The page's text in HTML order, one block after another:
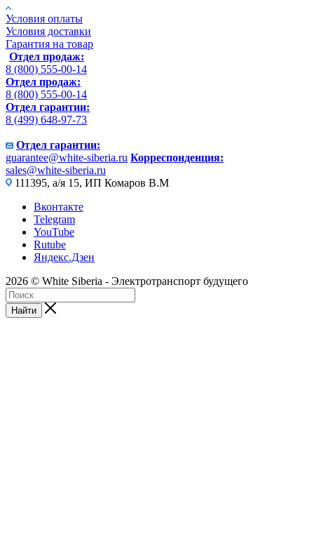
Условия оплаты
Условия доставки
Гарантия на товар
Отдел продаж:
8 (800) 555-00-14
Отдел продаж:
8 (800) 555-00-14
Отдел гарантии:
8 (499) 648-97-73
Отдел гарантии:
guarantee@white-siberia.ru Корреспонденция:
sales@white-siberia.ru
111395, а/я 15, ИП Комаров В.М
Вконтакте
Telegram
YouTube
Rutube
Яндекс.Дзен
2026 © White Siberia - Электротранспорт будущего
Найти